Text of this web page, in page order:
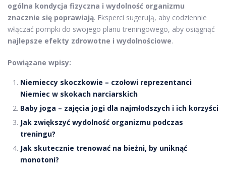
ogólna kondycja fizyczna i wydolność organizmu
znacznie się poprawiają. Eksperci sugerują, aby codziennie
włączać pompki do swojego planu treningowego, aby osiągnąć
najlepsze efekty zdrowotne i wydolnościowe.
Powiązane wpisy:
Niemieccy skoczkowie – czołowi reprezentanci
Niemiec w skokach narciarskich
Baby joga – zajęcia jogi dla najmłodszych i ich korzyści
Jak zwiększyć wydolność organizmu podczas
treningu?
Jak skutecznie trenować na bieżni, by uniknąć
monotoni?